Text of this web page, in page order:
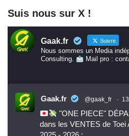
Suis nous sur X !
Gaak.fr Suivre
Nous sommes un Media
Consulting.
Mail pro :
Gaak.fr @gaak_fr ·
"ONE PIECE"
dans les VENTES de Toei